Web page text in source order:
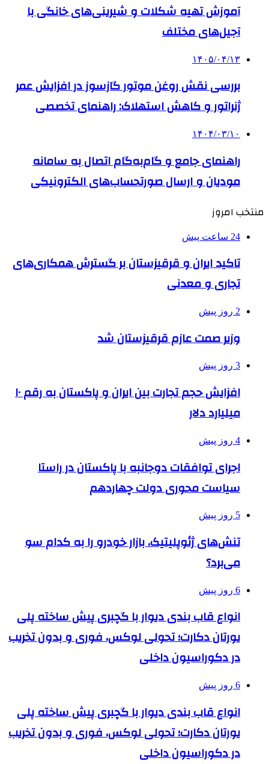
آموزش تهیه شکلات و شیرینی‌های خانگی با
آجیل‌های مختلف
۱۴۰۵/۰۴/۱۳
بررسی نقش روغن موتور گازسوز در افزایش عمر
ژنراتور و کاهش استهلاک: راهنمای تخصصی
۱۴۰۴/۰۳/۱۰
راهنمای جامع و گام‌به‌گام اتصال به سامانه
مودیان و ارسال صورتحساب‌های الکترونیکی
منتخب امروز
24 ساعت پیش
تاکید ایران و قرقیزستان بر گسترش همکاری‌های
تجاری و معدنی
2 روز پیش
وزیر صمت عازم قرقیزستان شد
3 روز پیش
افزایش حجم تجارت بین ایران و پاکستان به رقم ۱۰
میلیارد دلار
4 روز پیش
اجرای توافقات دوجانبه با پاکستان در راستا
سیاست محوری دولت چهاردهم
5 روز پیش
تنش‌های ژئوپلیتیک، بازار خودرو را به کدام سو
می‌برد؟
6 روز پیش
انواع قاب بندی دیوار با گچبری پیش ساخته پلی
یورتان دکارت؛ تحولی لوکس، فوری و بدون تخریب
در دکوراسیون داخلی
6 روز پیش
انواع قاب بندی دیوار با گچبری پیش ساخته پلی
یورتان دکارت؛ تحولی لوکس، فوری و بدون تخریب
در دکوراسیون داخلی